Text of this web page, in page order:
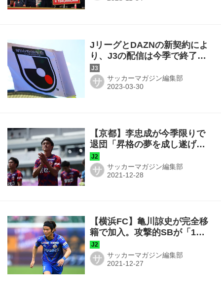
JリーグとDAZNの新契約によ
り、J3の配信は今季で終了。
来季以降はJ1とJ2のみ配信！
サ サッカーマガジン編集部
【京都】李忠成が今季限りで
退団「昇格の夢を成し遂げら
れた思い出は一生の宝物で
す」
サ サッカーマガジン編集部
【横浜FC】亀川諒史が完全移
籍で加入。攻撃的SBが「1年
でのJ1復帰に向けて、全力で
戦います」
サ サッカーマガジン編集部